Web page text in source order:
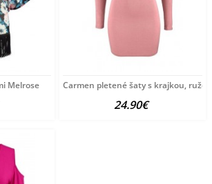
Melrose Carmen pletené šaty s krajkou,
24.90€